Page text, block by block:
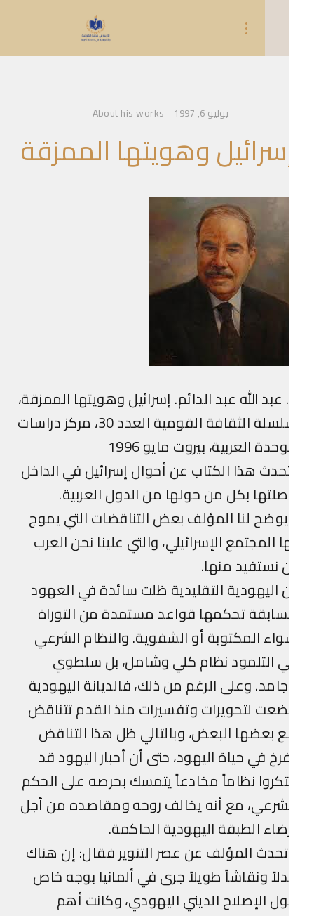
About his works
وهويتها الممزقة
عبد الله عبد الدائم. إسرائيل وهويتها الممزقة،
سلسلة الثقافة القومية العدد 30، مركز دراسات
العربية، بيروت مايو 1996
هذا الكتاب عن أحوال إسرائيل في الداخل
بكل من حولها من الدول العربية.
لنا المؤلف بعض التناقضات التي يموج
المجتمع الإسرائيلي، والتي علينا نحن العرب
نستفيد منها.
اليهودية التقليدية ظلت سائدة في العهود
تحكمها قواعد مستمدة من التوراة
المكتوبة أو الشفوية. والنظام الشرعي
التلمود نظام كلي وشامل، بل سلطوي
وعلى الرغم من ذلك، فالديانة اليهودية
لتحويرات وتفسيرات منذ القدم تتناقض
بعضها البعض، وبالتالي ظل هذا التناقض
في حياة اليهود، حتى أن أحبار اليهود قد
نظاماً مخادعاً يتمسك بحرصه على الحكم
مع أنه يخالف روحه ومقاصده من أجل
الطبقة اليهودية الحاكمة.
المؤلف عن عصر التنوير فقال: إن هناك
ونقاشاً طويلاً جرى في ألمانيا بوجه خاص
الإصلاح الديني اليهودي، وكانت أهم